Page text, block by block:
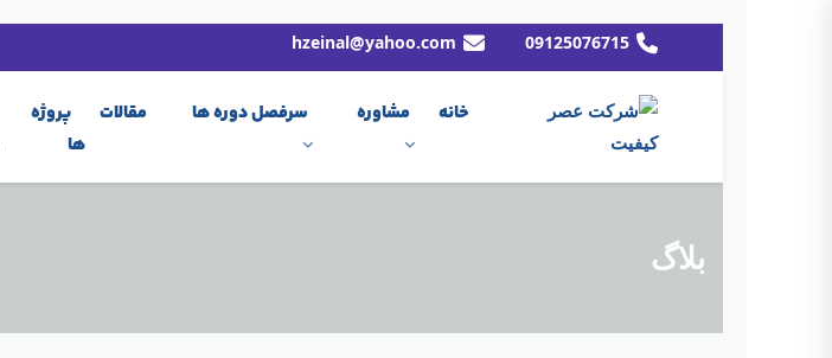
09125076715
hzeinal@yahoo.com
خانه مشاوره سرفصل دوره ها مقالات
پروژه
ها
بلاگ